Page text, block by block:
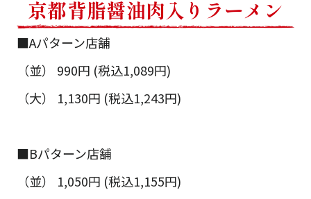
京都背脂醤油肉入りラーメン
■Aパターン店舗
（並） 990円 (税込1,089円)
（大） 1,130円 (税込1,243円)
■Bパターン店舗
（並） 1,050円 (税込1,155円)